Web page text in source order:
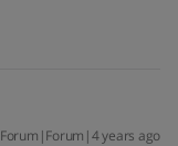
Forum|Forum|4 years ago